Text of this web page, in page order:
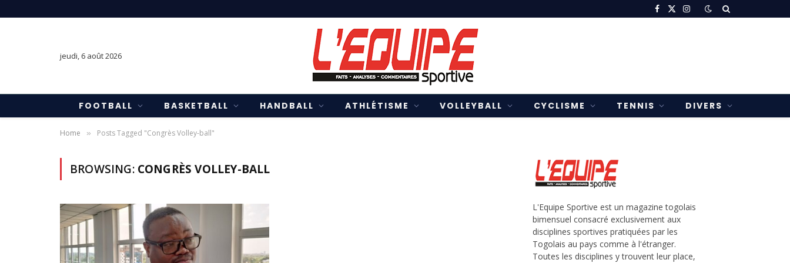
Facebook
X
Instagram
jeudi, 6 août 2026
FOOTBALL BASKETBALL HANDBALL ATHLÉTISME VOLLEYBALL CYCLISME TENNIS DIVERS
Home » Posts Tagged "Congrès Volley-ball"
BROWSING: CONGRÈS VOLLEY-BALL
L'Equipe Sportive est un magazine togolais
bimensuel consacré exclusivement aux
disciplines sportives pratiquées par les
Togolais au pays comme à l'étranger.
Toutes les disciplines y trouvent leur place,